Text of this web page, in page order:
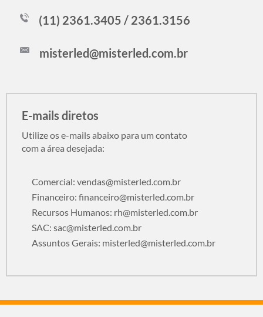
(11) 2361.3405 / 2361.3156
misterled@misterled.com.br
E-mails diretos
Utilize os e-mails abaixo para um contato
com a área desejada:
Comercial: vendas@misterled.com.br
Financeiro: financeiro@misterled.com.br
Recursos Humanos: rh@misterled.com.br
SAC: sac@misterled.com.br
Assuntos Gerais: misterled@misterled.com.br